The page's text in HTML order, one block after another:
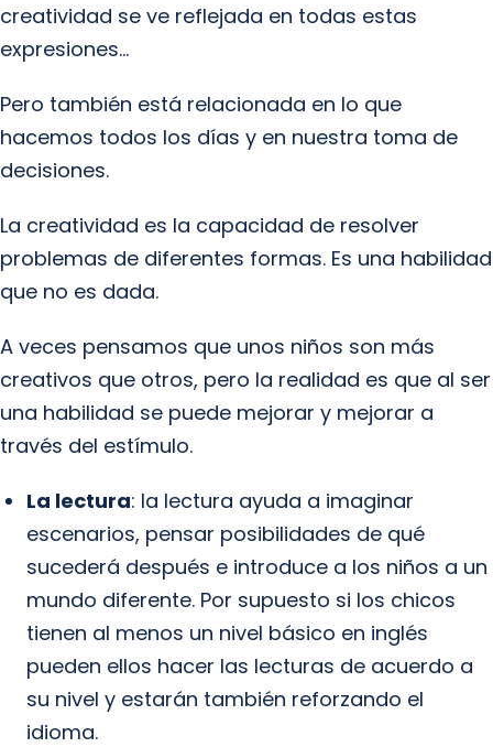
creatividad se ve reflejada en todas estas
expresiones…
Pero también está relacionada en lo que
hacemos todos los días y en nuestra toma de
decisiones.
La creatividad es la capacidad de resolver
problemas de diferentes formas. Es una habilidad
que no es dada.
A veces pensamos que unos niños son más
creativos que otros, pero la realidad es que al ser
una habilidad se puede mejorar y mejorar a
través del estímulo.
La lectura: la lectura ayuda a imaginar
escenarios, pensar posibilidades de qué
sucederá después e introduce a los niños a un
mundo diferente. Por supuesto si los chicos
tienen al menos un nivel básico en inglés
pueden ellos hacer las lecturas de acuerdo a
su nivel y estarán también reforzando el
idioma.